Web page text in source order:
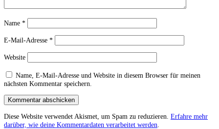
Name *
E-Mail-Adresse *
Website
Name, E-Mail-Adresse und Website in diesem Browser für meinen
nächsten Kommentar speichern.
Diese Website verwendet Akismet, um Spam zu reduzieren. Erfahre mehr
darüber, wie deine Kommentardaten verarbeitet werden